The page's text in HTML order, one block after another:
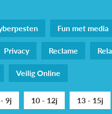
Fun met media
Privacy Reclame
Veilig Online
9j 10 - 12j 13 - 15j